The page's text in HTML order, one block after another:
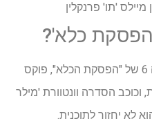
מיילס 'תו' פרנקלין
למרות התוכניות הראשוניות לעונה 6 של "הפסקת הכלא", פוקס
הסדרה וונטוורת 'מילר
לא יחזור לתוכנית.